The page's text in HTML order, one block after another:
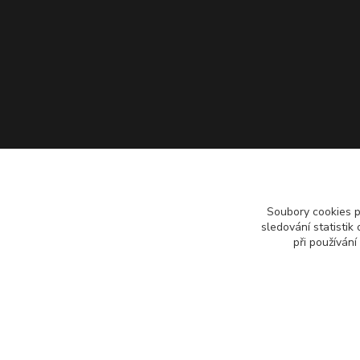
Soubory cookies
sledování statistik
při